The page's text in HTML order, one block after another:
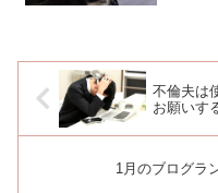
不倫夫は
お願いす
1月のブログラ